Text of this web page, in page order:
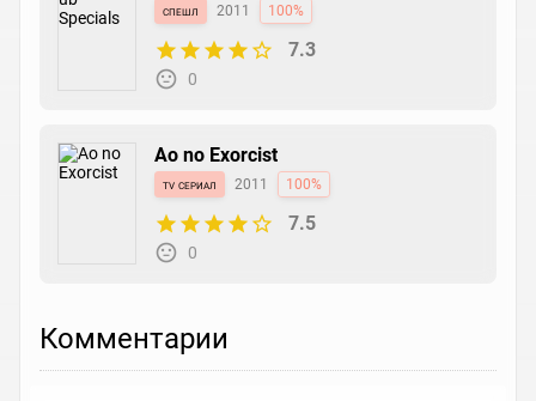
спешл 2011 100%
7.3
0
Ao no Exorcist
tv сериал 2011 100%
7.5
0
Комментарии